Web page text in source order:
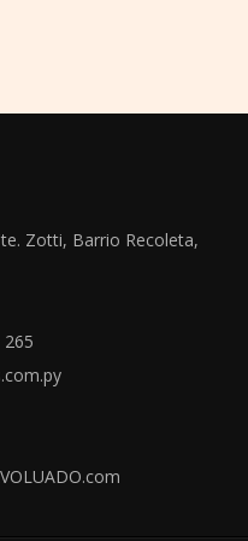
Zotti, Barrio Recoleta,
265